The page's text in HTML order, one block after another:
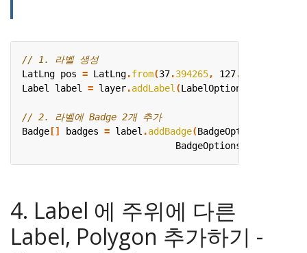
LatLng pos = LatLng.from(37.394265, 127.
Label
label = layer.addLabel (LabelOptions
Badge [] badges = label .addBadge(BadgeOptions
BadgeOptions
4. Label 에 주위에 다른
Label, Polygon 추가하기 -